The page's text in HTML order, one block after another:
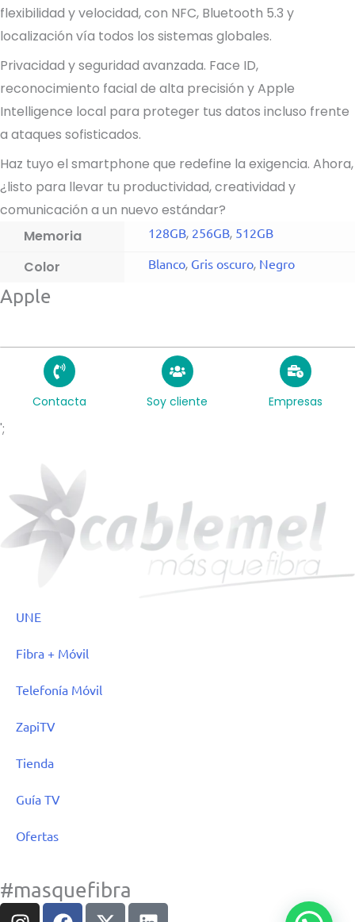
flexibilidad y velocidad, con NFC, Bluetooth 5.3 y
localización vía todos los sistemas globales.
Privacidad y seguridad avanzada. Face ID,
reconocimiento facial de alta precisión y Apple
Intelligence local para proteger tus datos incluso frente
a ataques sofisticados.
Haz tuyo el smartphone que redefine la exigencia. Ahora,
¿listo para llevar tu productividad, creatividad y
comunicación a un nuevo estándar?
Memoria
128GB, 256GB, 512GB
Color Blanco, Gris oscuro, Negro
Apple
Contacta Soy cliente Empresas
';
UNE
Fibra + Móvil
Telefonía Móvil
ZapiTV
Tienda
Guía TV
Ofertas
#masquefibra
I
F
X
L